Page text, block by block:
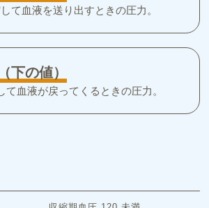
て血液を送り出すときの圧力。
下の値）
て血液が戻ってくるときの圧力。